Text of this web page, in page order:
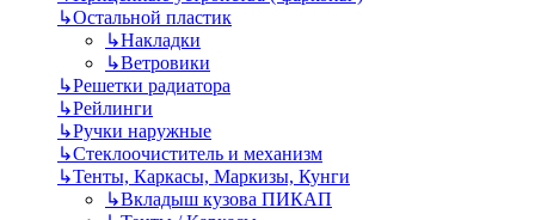
↳Остальной пластик
↳Накладки
↳Ветровики
↳Решетки радиатора
↳Рейлинги
↳Ручки наружные
↳Стеклоочиститель и механизм
↳Тенты, Каркасы, Маркизы, Кунги
↳Вкладыш кузова ПИКАП